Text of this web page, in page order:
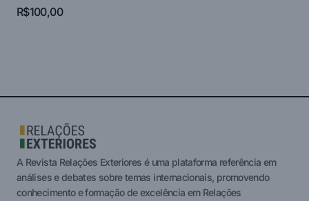
R$100,00
A Revista Relações Exteriores é uma plataforma referência em
análises e debates sobre temas internacionais, promovendo
conhecimento e formação de excelência em Relações